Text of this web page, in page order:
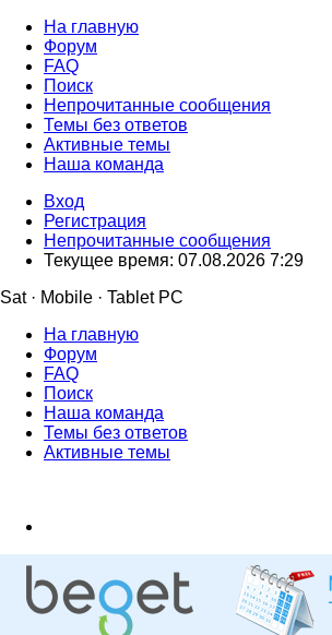
На главную
Форум
FAQ
Поиск
Непрочитанные сообщения
Темы без ответов
Активные темы
Наша команда
Вход
Регистрация
Непрочитанные сообщения
Текущее время: 07.08.2026 7:29
Sat · Mobile · Tablet PC
На главную
Форум
FAQ
Поиск
Наша команда
Темы без ответов
Активные темы